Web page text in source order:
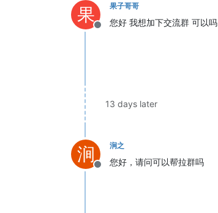
果
Offline
果子哥哥
您好 我想加下交流群 可以吗
13 days later
涧
Offline
涧之
您好，请问可以帮拉群吗